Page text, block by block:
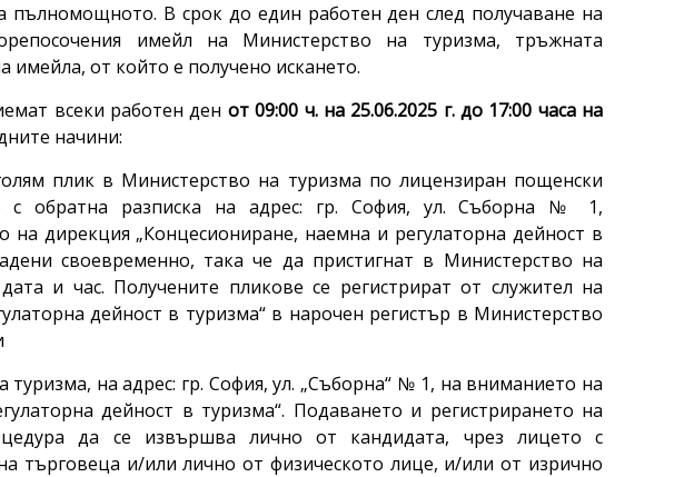
В срок до един работен ден след получаване на
имейл на Министерство на туризма, тръжната
от който е получено искането.
всеки работен ден от 09:00 ч. на 25.06.2025 г. до 17:00 часа на
начини:
плик в Министерство на туризма по лицензиран пощенски
с обратна разписка на адрес: гр. София, ул. Съборна № 1,
дирекция „Концесиониране, наемна и регулаторна дейност в
своевременно, така че да пристигнат в Министерство на
и час. Получените пликове се регистрират от служител на
дейност в туризма“ в нарочен регистър в Министерство
туризма, на адрес: гр. София, ул. „Съборна“ № 1, на вниманието на
дейност в туризма“. Подаването и регистрирането на
да се извършва лично от кандидата, чрез лицето с
търговеца и/или лично от физическото лице, и/или от изрично